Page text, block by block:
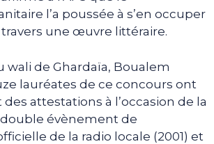
l’a poussée à s’en occuper
travers une œuvre littéraire.
wali de Ghardaïa, Boualem
lauréates de ce concours ont
attestations à l’occasion de la
évènement de
de la radio locale (2001) et